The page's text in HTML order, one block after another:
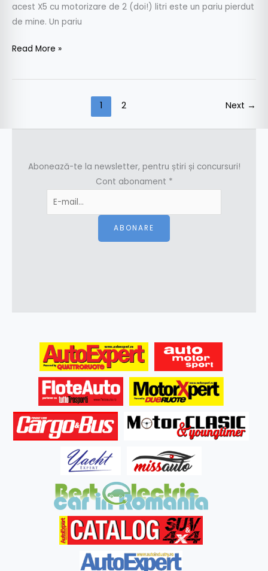
acest X5 cu motorizare de 2 (doi!) litri este un pariu pierdut
de mine. Un pariu
Read More »
1 2 Next →
Abonează-te la newsletter, pentru știri și concursuri!
Cont abonament *
ABONARE